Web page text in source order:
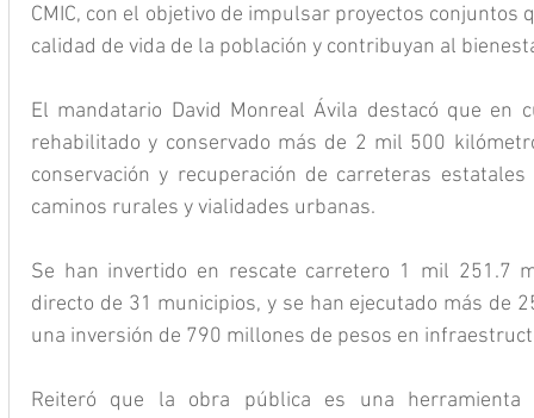
CMIC, con el objetivo de impulsar proyectos conjuntos
calidad de vida de la población y contribuyan al
El mandatario David Monreal Ávila destacó que en
rehabilitado y conservado más de 2 mil 500
conservación y recuperación de carreteras
caminos rurales y vialidades urbanas.
Se han invertido en rescate carretero 1 mil 251.7
directo de 31 municipios, y se han ejecutado más de
una inversión de 790 millones de pesos en
Reiteró que la obra pública es una herramienta